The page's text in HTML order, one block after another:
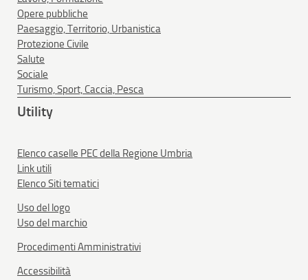
Opere pubbliche
Paesaggio, Territorio, Urbanistica
Protezione Civile
Salute
Sociale
Turismo, Sport, Caccia, Pesca
Utility
Elenco caselle PEC della Regione Umbria
Link utili
Elenco Siti tematici
Uso del logo
Uso del marchio
Procedimenti Amministrativi
Accessibilità